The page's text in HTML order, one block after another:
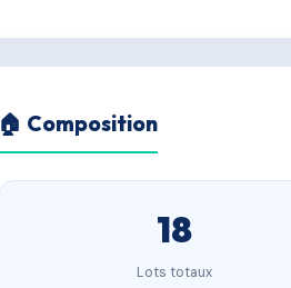
🏠 Composition
18
Lots totaux